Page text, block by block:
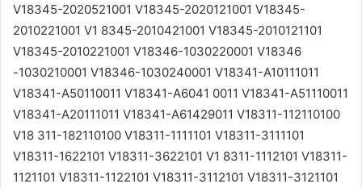
V18345-2020521001 V18345-2020121001 V18345-
2010221001 V1 8345-2010421001 V18345-2010121101
V18345-2010221001 V18346-1030220001 V18346
-1030210001 V18346-1030240001 V18341-A10111011
V18341-A50110011 V18341-A6041 0011 V18341-A51110011
V18341-A20111011 V18341-A61429011 V18311-112110100
V18 311-182110100 V18311-1111101 V18311-3111101
V18311-1622101 V18311-3622101 V1 8311-1112101 V18311-
1121101 V18311-1122101 V18311-3112101 V18311-3121101